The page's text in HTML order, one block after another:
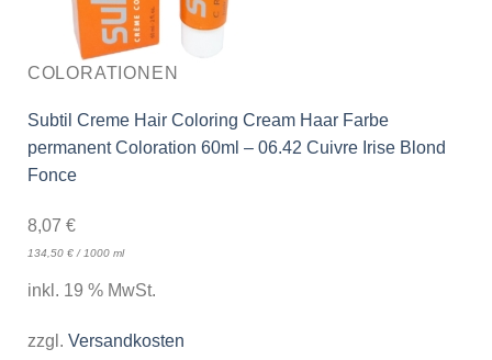
COLORATIONEN
Subtil Creme Hair Coloring Cream Haar Farbe
permanent Coloration 60ml – 06.42 Cuivre Irise Blond
Fonce
8,07 €
134,50 €/ 1000 ml
inkl. 19 % MwSt.
zzgl. Versandkosten